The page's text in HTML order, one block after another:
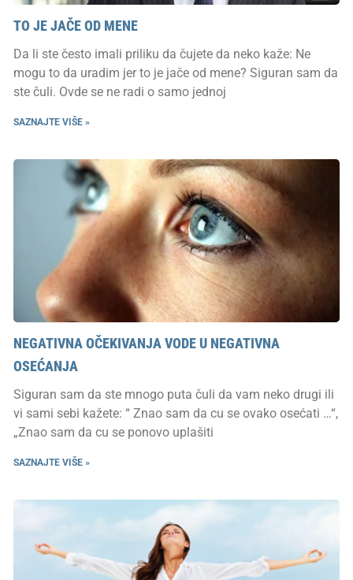
TO JE JAČE OD MENE
Da li ste često imali priliku da čujete da neko kaže: Ne
mogu to da uradim jer to je jače od mene? Siguran sam da
ste čuli. Ovde se ne radi o samo jednoj
SAZNAJTE VIŠE »
NEGATIVNA OČEKIVANJA VODE U NEGATIVNA
OSEĆANJA
Siguran sam da ste mnogo puta čuli da vam neko drugi ili
vi sami sebi kažete: “ Znao sam da cu se ovako osećati …“,
„Znao sam da cu se ponovo uplašiti
SAZNAJTE VIŠE »